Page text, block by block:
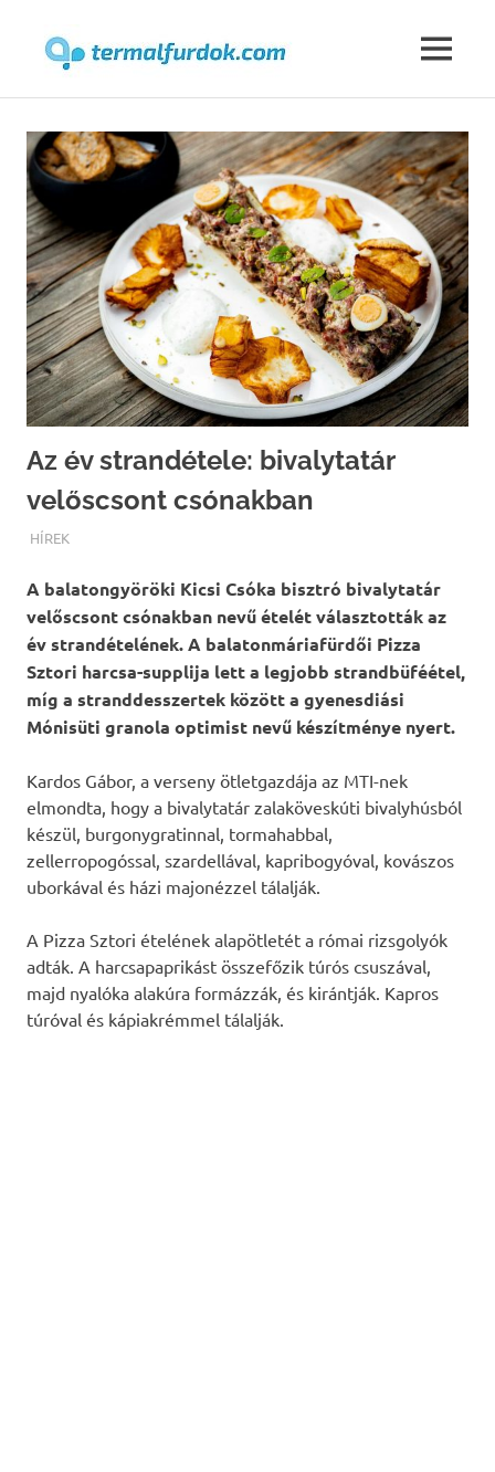
content
MENU
Az év strandétele: bivalytatár
velőscsont csónakban
TERMALFURDOK.COM
HÍREK
A balatongyöröki Kicsi Csóka bisztró bivalytatár
velőscsont csónakban nevű ételét választották az
év strandételének. A balatonmáriafürdői Pizza
Sztori harcsa-supplija lett a legjobb strandbüféétel,
míg a stranddesszertek között a gyenesdiási
Mónisüti granola optimist nevű készítménye nyert.
Kardos Gábor, a verseny ötletgazdája az MTI-nek
elmondta, hogy a bivalytatár zalaköveskúti bivalyhúsból
készül, burgonygratinnal, tormahabbal,
zellerropogóssal, szardellával, kapribogyóval, kovászos
uborkával és házi majonézzel tálalják.
A Pizza Sztori ételének alapötletét a római rizsgolyók
adták. A harcsapaprikást összefőzik túrós csuszával,
majd nyalóka alakúra formázzák, és kirántják. Kapros
túróval és kápiakrémmel tálalják.